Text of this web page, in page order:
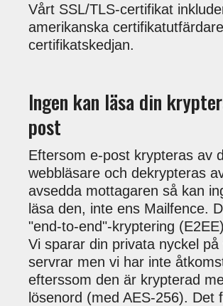
Vårt SSL/TLS-certifikat
amerikanska
certifikatskedjan.
Ingen kan läsa din
post
Eftersom e-post krypteras av
webbläsare och dekrypteras
avsedda mottagaren så kan
läsa den, inte ens Mailfence.
"end-to-end"-kryptering
Vi sparar din privata nyckel på
servrar men vi har inte
efterssom den är krypterad
lösenord (med AES-256). Det